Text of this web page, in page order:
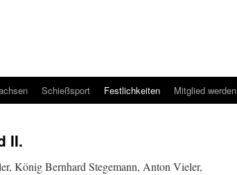
Schießsport Festlichkeiten Mitglied werden
II.
König Bernhard Stegemann, Anton Vieler,